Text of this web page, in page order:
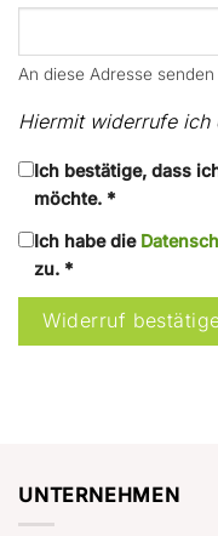
An diese Adresse
Hiermit widerrufe ich
Ich bestätige, dass
möchte. *
Ich habe die
zu. *
Widerruf
UNTERNEHMEN